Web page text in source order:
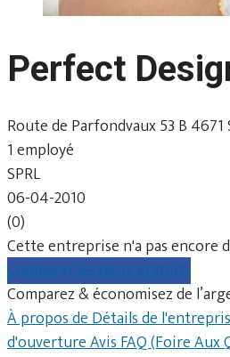
Perfect
Route de Parfondvaux 53 B 4671
1 employé
SPRL
06-04-2010
(0)
Cette entreprise n'a pas encore
Comparer les devis gratuits
Comparez & économisez de
À propos deDétails de
d'ouvertureAvisFAQ (Foire Aux